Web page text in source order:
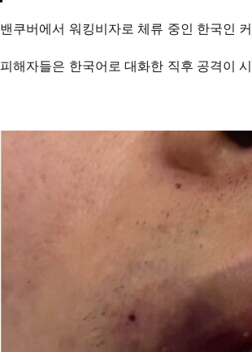
밴쿠버에서 워킹비자로 체류 중인 한국인
피해자들은 한국어로 대화한 직후 공격이